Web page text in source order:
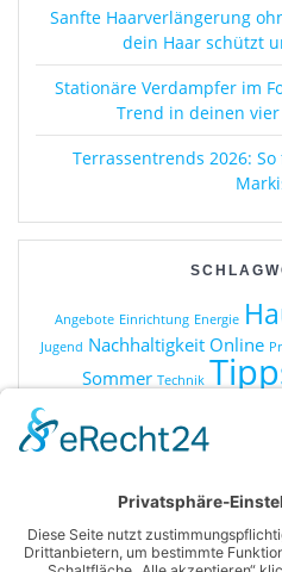
Sanfte Haarverlängerung
dein Haar schützt
Stationäre Verdampfer im
Trend in deinen
Terrassentrends 2026:
Angebote Einrichtung Energie
Jugend Nachhaltigkeit Online
Sommer Technik
Online